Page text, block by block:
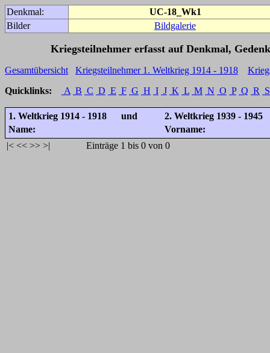
Denkmal:
UC-18_Wk1
Bilder
Bildgalerie
Kriegsteilnehmer erfasst auf Denkmal,
Gesamtübersicht Kriegsteilnehmer 1. Weltkrieg 1914 - 1918
Quicklinks:
A B C D E F G H I J K L M N O P Q R S
1. Weltkrieg 1914 - 1918 und
2. Weltkrieg 1939 - 1945
Name:
Vorname:
|< << >> >| Einträge 1 bis 0 von 0